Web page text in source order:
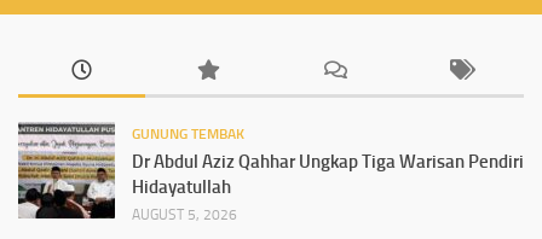
GUNUNG TEMBAK
Dr Abdul Aziz Qahhar Ungkap Tiga Warisan Pendiri
Hidayatullah
AUGUST 5, 2026